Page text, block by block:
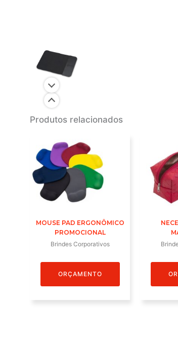
Produtos relacionados
MOUSE PAD ERGONÔMICO
PROMOCIONAL
Brindes Corporativos
ORÇAMENTO